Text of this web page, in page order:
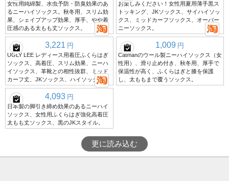
女性用純綿製、水虫予防・防臭効果のあ
るニーハイソックス。秋冬用、スリム効
果、シェイプアップ効果、厚手、やや着
圧感のある太もも丈ソックス。
お楽しみください！女性用夏用薄手黒ス
トッキング、JKソックス、サイハイソッ
クス、ミッドカーフソックス、オーバー
ニーソックス。
3,221 円
UGLY LEE レディース用着圧ふくらはぎ
ソックス、高着圧、スリム効果、ニーハ
イソックス、革靴との相性抜群、ミッド
カーフ丈、JKソックス、ハイソックス
1,009 円
Catmanのウール製ニーハイソックス（女
性用）、滑り止め付き、秋冬用、厚手で
保温性が高く、ふくらはぎと膝を保護
し、太ももまで覆うソックス。
4,093 円
日本製の脚引き締め効果のあるニーハイ
ソックス、女性用ふくらはぎ強化高着圧
太もも丈ソックス、黒のJKスタイル。
更に読み込む